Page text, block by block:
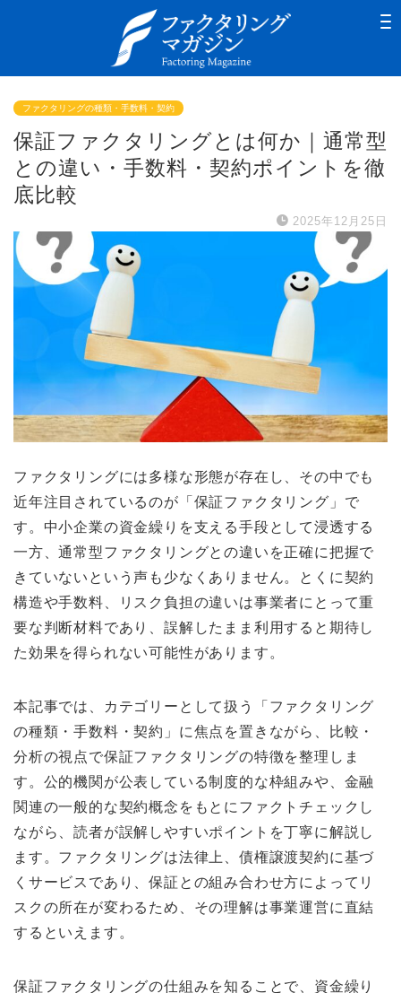
ファクタリングの種類・手数料・契約
保証ファクタリングとは何か｜通常型
との違い・手数料・契約ポイントを徹
底比較
2025年12月25日
ファクタリングには多様な形態が存在し、その中でも
近年注目されているのが「保証ファクタリング」で
す。中小企業の資金繰りを支える手段として浸透する
一方、通常型ファクタリングとの違いを正確に把握で
きていないという声も少なくありません。とくに契約
構造や手数料、リスク負担の違いは事業者にとって重
要な判断材料であり、誤解したまま利用すると期待し
た効果を得られない可能性があります。
本記事では、カテゴリーとして扱う「ファクタリング
の種類・手数料・契約」に焦点を置きながら、比較・
分析の視点で保証ファクタリングの特徴を整理しま
す。公的機関が公表している制度的な枠組みや、金融
関連の一般的な契約概念をもとにファクトチェックし
ながら、読者が誤解しやすいポイントを丁寧に解説し
ます。ファクタリングは法律上、債権譲渡契約に基づ
くサービスであり、保証との組み合わせ方によってリ
スクの所在が変わるため、その理解は事業運営に直結
するといえます。
保証ファクタリングの仕組みを知ることで、資金繰り